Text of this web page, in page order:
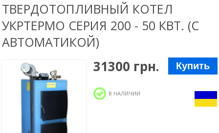
ТВЕРДОТОПЛИВНЫЙ КОТЕЛ
УКРТЕРМО СЕРИЯ 200 - 50 КВТ. (С
АВТОМАТИКОЙ)
31300 грн. Купить
В НАЛИЧИИ